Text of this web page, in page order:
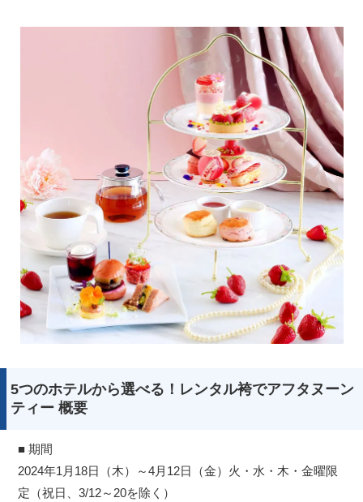
5つのホテルから選べる！レンタル袴でアフタヌーン
ティー 概要
■ 期間
2024年1月18日（木）～4月12日（金）火・水・木・金曜限
定（祝日、3/12～20を除く）